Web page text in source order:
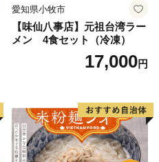
愛知県小牧市
【味仙八事店】元祖台湾ラー
メン 4食セット（冷凍）
17,000円